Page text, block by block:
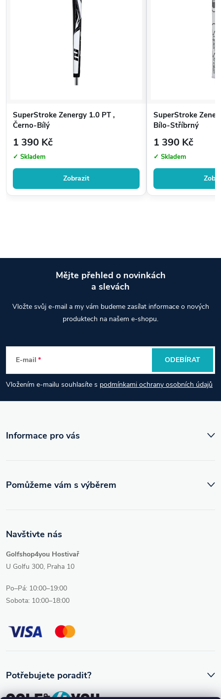
SuperStroke Zenergy 1.0 PT ,
Černo-Bílý
1 390 Kč
✓ Skladem
Zobrazit
SuperStroke
Bílo-Stříbrný
1 390 Kč
✓ Skladem
p
a
t
Mějte přehled o novinkách
a slevách
Vložte svůj e-mail a my vám budeme zasílat informace o nových
produktech na našem e-shopu.
E-mail
Vložením e-mailu souhlasíte s podmínkami ochrany osobních údajů
ODEBÍRAT
Informace pro vás
Navštivte nás
Golfshop4you Hostivař
U Golfu 300, Praha 10
Po–Pá: 10:00–19:00
Sobota: 10:00–18:00
Pomůžeme vám s výběrem
Potřebujete poradit?